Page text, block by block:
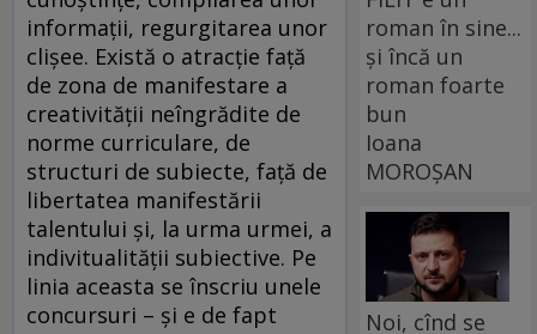
informații, regurgitarea unor
clișee. Există o atracție față
de zona de manifestare a
creativității neîngrădite de
norme curriculare, de
structuri de subiecte, față de
libertatea manifestării
talentului și, la urma urmei, a
indivitualității subiective. Pe
linia aceasta se înscriu unele
concursuri – și e de fapt
roman în sine...
și încă un
roman foarte
bun
Ioana
MOROȘAN
Noi, cînd se